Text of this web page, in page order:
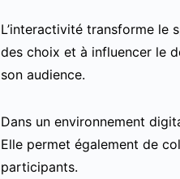
L’interactivité transforme le
des choix et à influencer le
son audience.
Dans un environnement
Elle permet également de
participants.